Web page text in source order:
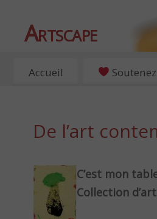
Artscape
EXPOSITIONS, ART ET
Accueil
De l’art
C’est mon
Collection